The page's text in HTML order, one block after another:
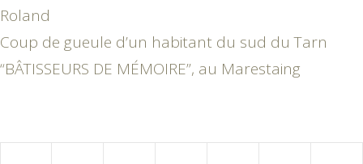
Roland
Coup de gueule d’un habitant du sud du Tarn
“BÂTISSEURS DE MÉMOIRE”, au Marestaing